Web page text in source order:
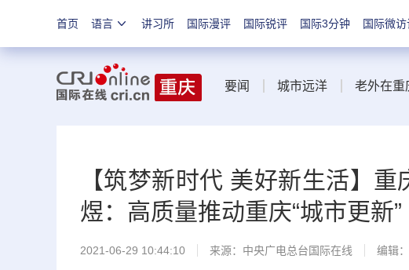
首页 语言 讲习所 国际漫评 国际锐评 国际3分钟 国际微访
要闻 城市远洋 老外在重
【筑梦新时代 美好新生活】
煜：高质量推动重庆“城市更新”
2021-06-29 10:44:10 来源： 中央广电总台国际在线 编辑